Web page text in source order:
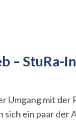
– StuRa-
mit
ein paar der